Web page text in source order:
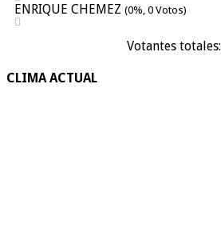
ENRIQUE CHEMEZ (0%, 0 Votos)
Votantes totales:
CLIMA ACTUAL